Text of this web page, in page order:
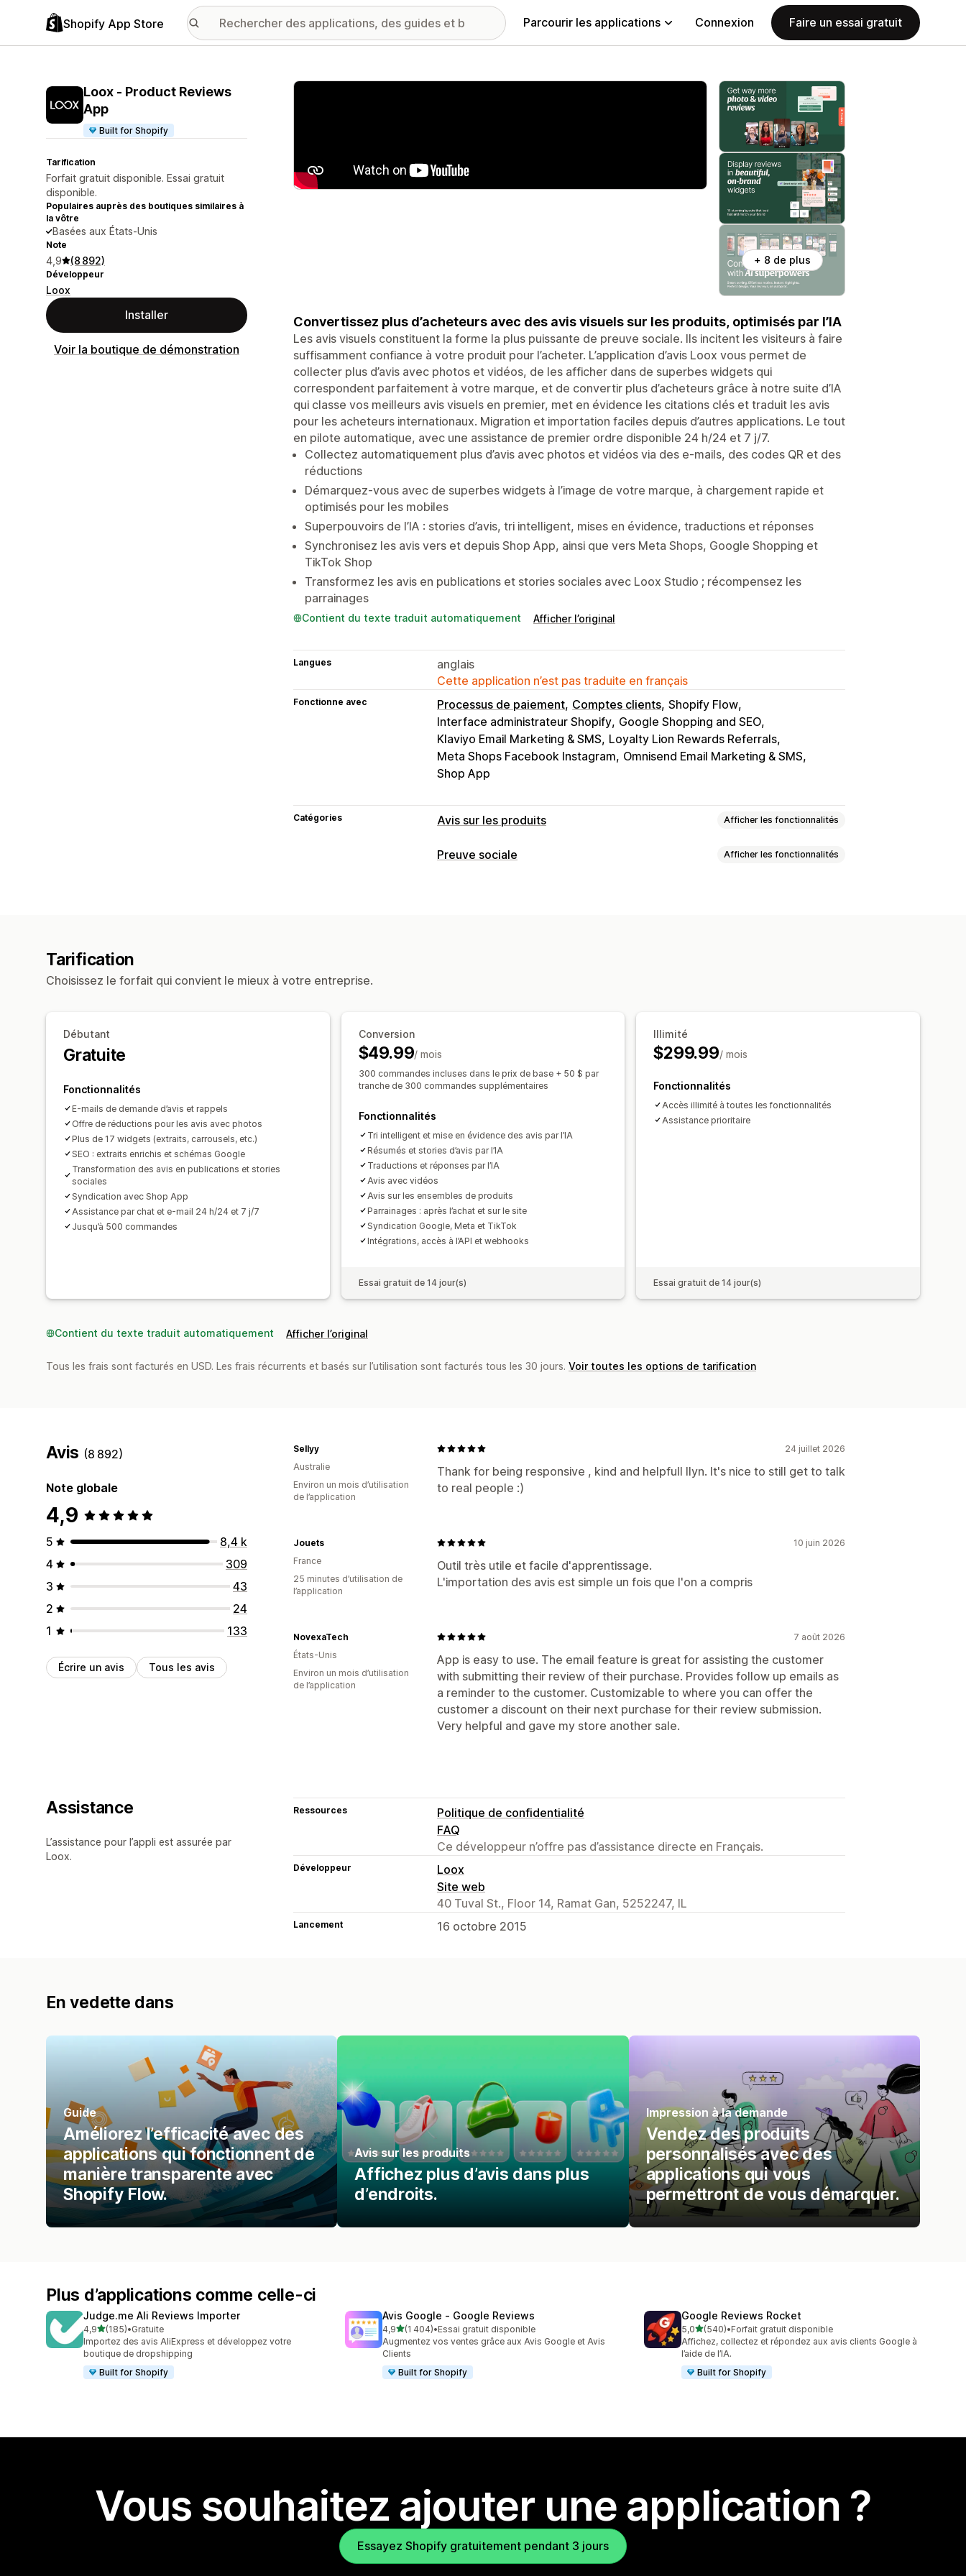
Shopify App Store Parcourir les applications Connexion Faire un essai gratuit
Loox ‑ Product Reviews
App
Built for Shopify
Tarification
Forfait gratuit disponible. Essai gratuit
disponible.
Populaires auprès des boutiques similaires à
la vôtre
Basées aux États-Unis
Note
4,9 (8 892)
Développeur
Loox
Installer
Voir la boutique de démonstration
Galerie d’images vedette
+ 8 de plus
Convertissez plus d’acheteurs avec des avis visuels sur les produits, optimisés par l’IA
Les avis visuels constituent la forme la plus puissante de preuve sociale. Ils incitent les visiteurs à faire
suffisamment confiance à votre produit pour l’acheter. L’application d’avis Loox vous permet de
collecter plus d’avis avec photos et vidéos, de les afficher dans de superbes widgets qui
correspondent parfaitement à votre marque, et de convertir plus d’acheteurs grâce à notre suite d’IA
qui classe vos meilleurs avis visuels en premier, met en évidence les citations clés et traduit les avis
pour les acheteurs internationaux. Migration et importation faciles depuis d’autres applications. Le tout
en pilote automatique, avec une assistance de premier ordre disponible 24 h/24 et 7 j/7.
Collectez automatiquement plus d’avis avec photos et vidéos via des e-mails, des codes QR et des
réductions
Démarquez-vous avec de superbes widgets à l’image de votre marque, à chargement rapide et
optimisés pour les mobiles
Superpouvoirs de l’IA : stories d’avis, tri intelligent, mises en évidence, traductions et réponses
Synchronisez les avis vers et depuis Shop App, ainsi que vers Meta Shops, Google Shopping et
TikTok Shop
Transformez les avis en publications et stories sociales avec Loox Studio ; récompensez les
parrainages
Contient du texte traduit automatiquement Afficher l’original
Langues
anglais
Cette application n’est pas traduite en français
Fonctionne avec Processus de paiement Comptes clients Shopify Flow
Interface administrateur Shopify Google Shopping and SEO
Klaviyo Email Marketing & SMS Loyalty Lion Rewards Referrals
Meta Shops Facebook Instagram Omnisend Email Marketing & SMS
Shop App
Catégories Avis sur les produits Afficher les fonctionnalités
Options d’affichage
Import et export
Requêtes personnalisées
Preuve sociale Afficher les fonctionnalités
Suivi des conversions
Tarification
Choisissez le forfait qui convient le mieux à votre entreprise.
Débutant
Gratuite
Fonctionnalités
E-mails de demande d’avis et rappels
Offre de réductions pour les avis avec photos
Plus de 17 widgets (extraits, carrousels, etc.)
SEO : extraits enrichis et schémas Google
Transformation des avis en publications et stories
sociales
Syndication avec Shop App
Assistance par chat et e-mail 24 h/24 et 7 j/7
Jusqu’à 500 commandes
Conversion
$49.99/ mois
300 commandes incluses dans le prix de base + 50 $ par
tranche de 300 commandes supplémentaires
Fonctionnalités
Tri intelligent et mise en évidence des avis par l’IA
Résumés et stories d’avis par l’IA
Traductions et réponses par l’IA
Avis avec vidéos
Avis sur les ensembles de produits
Parrainages : après l’achat et sur le site
Syndication Google, Meta et TikTok
Intégrations, accès à l’API et webhooks
Essai gratuit de 14 jour(s)
Illimité
$299.99/ mois
Fonctionnalités
Accès illimité à toutes les fonctionnalités
Assistance prioritaire
Essai gratuit de 14 jour(s)
Contient du texte traduit automatiquement Afficher l’original
Tous les frais sont facturés en USD. Les frais récurrents et basés sur l’utilisation sont facturés tous les 30 jours. Voir toutes les options de tarification
Avis (8 892)
Note globale
4,9
5
8,4 k
4
309
3
43
2
24
1
133
Écrire un avis Tous les avis
24 juillet 2026
Thank for being responsive , kind and helpfull Ilyn. It's nice to still get to talk
to real people :)
Sellyy
Australie
Environ un mois d’utilisation
de l’application
10 juin 2026
Outil très utile et facile d'apprentissage.
L'importation des avis est simple un fois que l'on a compris
Jouets
France
25 minutes d’utilisation de
l’application
7 août 2026
App is easy to use. The email feature is great for assisting the customer
with submitting their review of their purchase. Provides follow up emails as
a reminder to the customer. Customizable to where you can offer the
customer a discount on their next purchase for their review submission.
Very helpful and gave my store another sale.
NovexaTech
États-Unis
Environ un mois d’utilisation
de l’application
Assistance
L’assistance pour l’appli est assurée par
Loox.
Ressources
Politique de confidentialité
FAQ
Ce développeur n’offre pas d’assistance directe en Français.
Développeur
Loox
Site web
40 Tuval St., Floor 14, Ramat Gan, 5252247, IL
Lancement 16 octobre 2015
En vedette dans
Guide
Améliorez l’efficacité avec des
applications qui fonctionnent de
manière transparente avec
Shopify Flow.
Avis sur les produits
Affichez plus d’avis dans plus
d’endroits.
Impression à la demande
Vendez des produits
personnalisés avec des
applications qui vous
permettront de vous démarquer.
Plus d’applications comme celle-ci
Judge.me Ali Reviews Importer
4,9étoile(s) sur 5
(185)
185 avis au total
•Gratuite
Importez des avis AliExpress et développez votre
boutique de dropshipping
Built for Shopify
Avis Google ‑ Google Reviews
4,9étoile(s) sur 5
(1 404)
1404 avis au total
•Essai gratuit disponible
Augmentez vos ventes grâce aux Avis Google et Avis
Clients
Built for Shopify
Google Reviews Rocket
5,0étoile(s) sur 5
(540)
540 avis au total
•Forfait gratuit disponible
Affichez, collectez et répondez aux avis clients Google à
l’aide de l’IA.
Built for Shopify
Vous souhaitez ajouter une application ?
Essayez Shopify gratuitement pendant 3 jours